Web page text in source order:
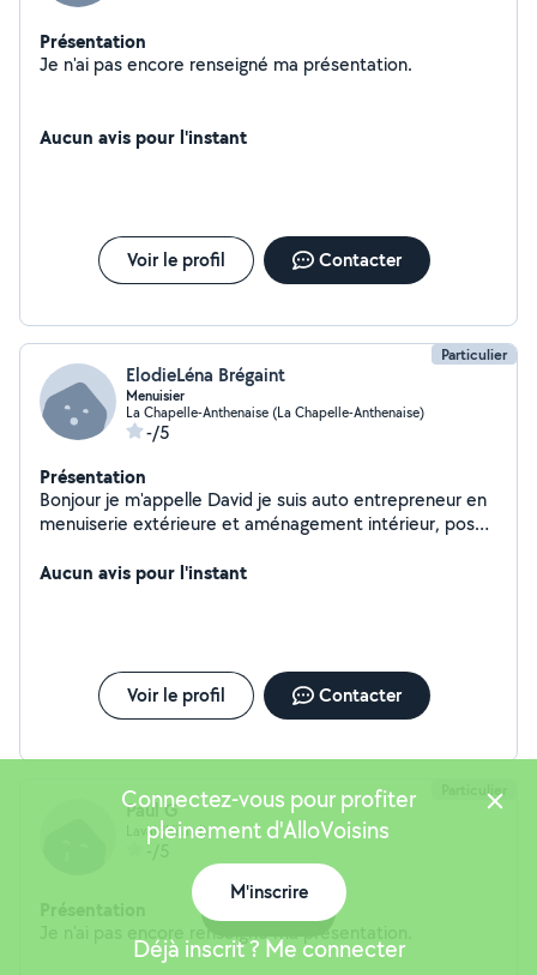
Présentation
Je n'ai pas encore renseigné ma présentation.
Aucun avis pour l'instant
Voir le profil Contacter
Particulier
ElodieLéna Brégaint
Menuisier
La Chapelle-Anthenaise (La Chapelle-Anthenaise)
-/5
Présentation
Bonjour je m'appelle David je suis auto entrepreneur en
menuiserie extérieure et aménagement intérieur, pose
Aucun avis pour l'instant
Voir le profil Contacter
Particulier
Paul G
Laval (Hilard)
-/5
Connectez-vous pour profiter
pleinement d'AlloVoisins
M'inscrire
Déjà inscrit ? Me connecter